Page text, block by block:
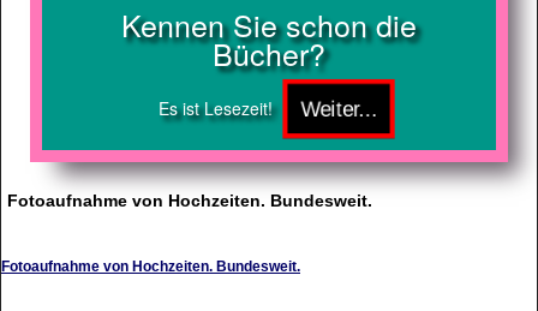
Kennen Sie schon die
Bücher?
Es ist Lesezeit!
Fotoaufnahme von Hochzeiten. Bundesweit.
Fotoaufnahme von Hochzeiten. Bundesweit.